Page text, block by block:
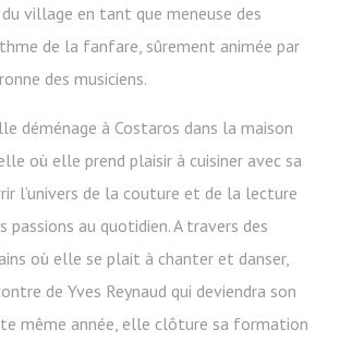
village en tant que meneuse des
de la fanfare, sûrement animée par
des musiciens.
déménage à Costaros dans la maison
où elle prend plaisir à cuisiner avec sa
l’univers de la couture et de la lecture
passions au quotidien. A travers des
où elle se plait à chanter et danser,
de Yves Reynaud qui deviendra son
même année, elle clôture sa formation